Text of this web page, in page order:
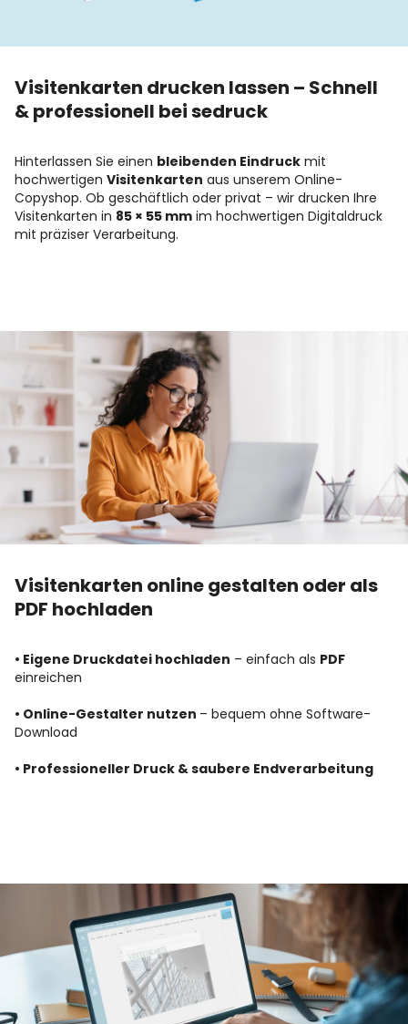
Visitenkarten drucken lassen – Schnell
& professionell bei sedruck
Hinterlassen Sie einen bleibenden Eindruck mit
hochwertigen Visitenkarten aus unserem Online-
Copyshop. Ob geschäftlich oder privat – wir drucken Ihre
Visitenkarten in 85 × 55 mm im hochwertigen Digitaldruck
mit präziser Verarbeitung.
Visitenkarten online gestalten oder als
PDF hochladen
• Eigene Druckdatei hochladen – einfach als PDF
einreichen
• Online-Gestalter nutzen – bequem ohne Software-
Download
• Professioneller Druck & saubere Endverarbeitung